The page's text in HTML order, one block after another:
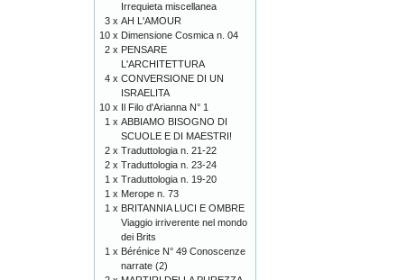
Irrequieta miscellanea
3 x AH L'AMOUR
10 x Dimensione Cosmica n. 04
2 x PENSARE
L'ARCHITETTURA
4 x CONVERSIONE DI UN
ISRAELITA
10 x Il Filo d'Arianna N° 1
1 x ABBIAMO BISOGNO DI
SCUOLE E DI MAESTRI!
2 x Traduttologia n. 21-22
2 x Traduttologia n. 23-24
1 x Traduttologia n. 19-20
1 x Merope n. 73
1 x BRITANNIA LUCI E OMBRE
Viaggio irriverente nel mondo
dei Brits
1 x Bérénice N° 49 Conoscenze
narrate (2)